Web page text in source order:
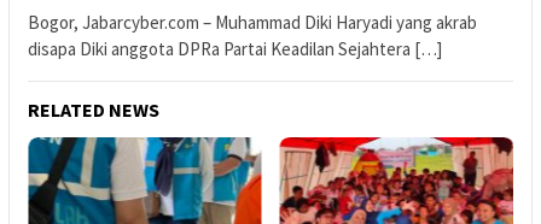
Bogor, Jabarcyber.com – Muhammad Diki Haryadi yang akrab
disapa Diki anggota DPRa Partai Keadilan Sejahtera […]
RELATED NEWS